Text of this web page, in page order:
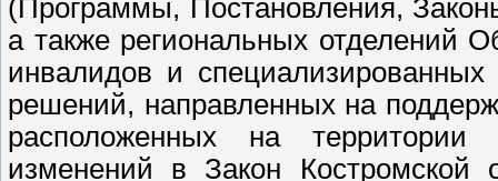
(Программы, Постановления,
а также региональных отделений
инвалидов и
решений, направленных на
расположенных на территории
изменений в Закон